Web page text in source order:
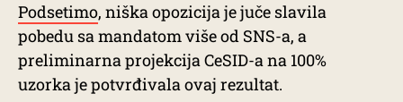
Podsetimo, niška opozicija je juče slavila
pobedu sa mandatom više od SNS-a, a
preliminarna projekcija CeSID-a na 100%
uzorka je potvrđivala ovaj rezultat.